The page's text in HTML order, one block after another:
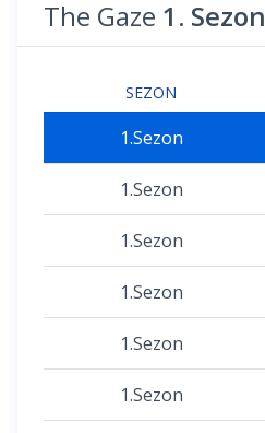
The Gaze 1. Sezon
SEZON
1.Sezon
1.Sezon
1.Sezon
1.Sezon
1.Sezon
1.Sezon